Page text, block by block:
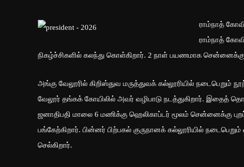
ராம்நாத்
ராம்நாத்
நிகழ்ச்சிகளில் கலந்து கொள்கிறார். 2 நாள் பயணமாக
அங்கு வேலூரில் கிறிஸ்துவ மருத்துவக் கல்லூரியில் நடைபெறும்
வேலூர் தங்கக் கோயிலில் அவர் வழிபாடு நடத்துகிறார். இதைத்
ஜனாதிபதி மாலை 6 மணிக்கு ஹெலிகாப்டர் மூலம் சென்னைக்கு
பங்கேற்கிறார். பின்னர் பிற்பகல் குருநானக் கல்லூரியில்
செல்கிறார்.